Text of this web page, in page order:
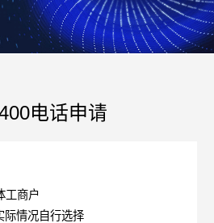
电话申请
工商户
情况自行选择